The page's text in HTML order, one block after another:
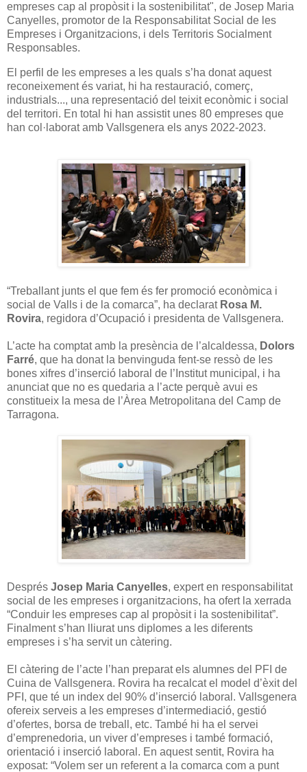
empreses cap al propòsit i la sostenibilitat", de Josep Maria
Canyelles, promotor de la Responsabilitat Social de les
Empreses i Organitzacions, i dels Territoris Socialment
Responsables.
El perfil de les empreses a les quals s’ha donat aquest
reconeixement és variat, hi ha restauració, comerç,
industrials..., una representació del teixit econòmic i social
del territori. En total hi han assistit unes 80 empreses que
han col·laborat amb Vallsgenera els anys 2022-2023.
“Treballant junts el que fem és fer promoció econòmica i
social de Valls i de la comarca”, ha declarat Rosa M.
Rovira, regidora d’Ocupació i presidenta de Vallsgenera.
L’acte ha comptat amb la presència de l’alcaldessa, Dolors
Farré, que ha donat la benvinguda fent-se ressò de les
bones xifres d’inserció laboral de l’Institut municipal, i ha
anunciat que no es quedaria a l’acte perquè avui es
constitueix la mesa de l’Àrea Metropolitana del Camp de
Tarragona.
Després Josep Maria Canyelles, expert en responsabilitat
social de les empreses i organitzacions, ha ofert la xerrada
“Conduir les empreses cap al propòsit i la sostenibilitat”.
Finalment s’han lliurat uns diplomes a les diferents
empreses i s’ha servit un càtering.
El càtering de l’acte l’han preparat els alumnes del PFI de
Cuina de Vallsgenera. Rovira ha recalcat el model d’èxit del
PFI, que té un index del 90% d’inserció laboral. Vallsgenera
ofereix serveis a les empreses d’intermediació, gestió
d’ofertes, borsa de treball, etc. També hi ha el servei
d’emprenedoria, un viver d’empreses i també formació,
orientació i inserció laboral. En aquest sentit, Rovira ha
exposat: “Volem ser un referent a la comarca com a punt